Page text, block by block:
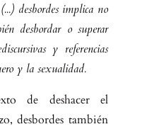
desbordes implica no
desbordar o superar
y referencias
y la sexualidad.
de deshacer el
desbordes tam­bién